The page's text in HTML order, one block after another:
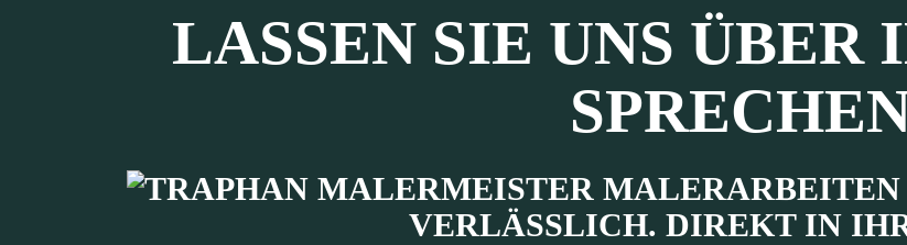
LASSEN SIE UNS ÜBER
VERLÄSSLICH. DIREKT IN